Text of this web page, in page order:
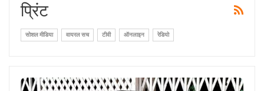
प्रिंट
सोशल मीडिया वायरल सच टीवी ऑनलाइन रेडियो